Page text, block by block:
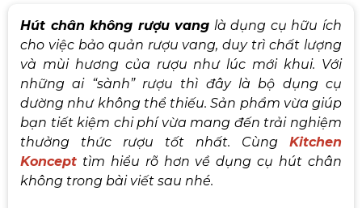
Hút chân không rượu vang là dụng cụ hữu ích
cho việc bảo quản rượu vang, duy trì chất lượng
và mùi hương của rượu như lúc mới khui. Với
những ai “sành” rượu thì đây là bộ dụng cụ
dường như không thể thiếu. Sản phẩm vừa giúp
bạn tiết kiệm chi phí vừa mang đến trải nghiệm
thưởng thức rượu tốt nhất. Cùng Kitchen
Koncept tìm hiểu rõ hơn về dụng cụ hút chân
không trong bài viết sau nhé.